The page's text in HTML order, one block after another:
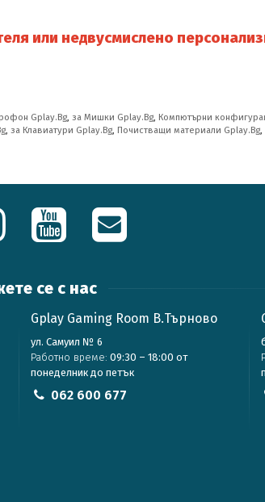
или недвусмислено
Gplay.Bg, за Мишки Gplay.Bg, Компютърни
, за Клавиатури Gplay.Bg, Почистващи материали Gplay.Bg,
се с нас
Gplay Gaming Room В.Търново
ул. Самуил № 6
Работно време: 09:30 – 18:00 от
понеделник до петък
062 600 677